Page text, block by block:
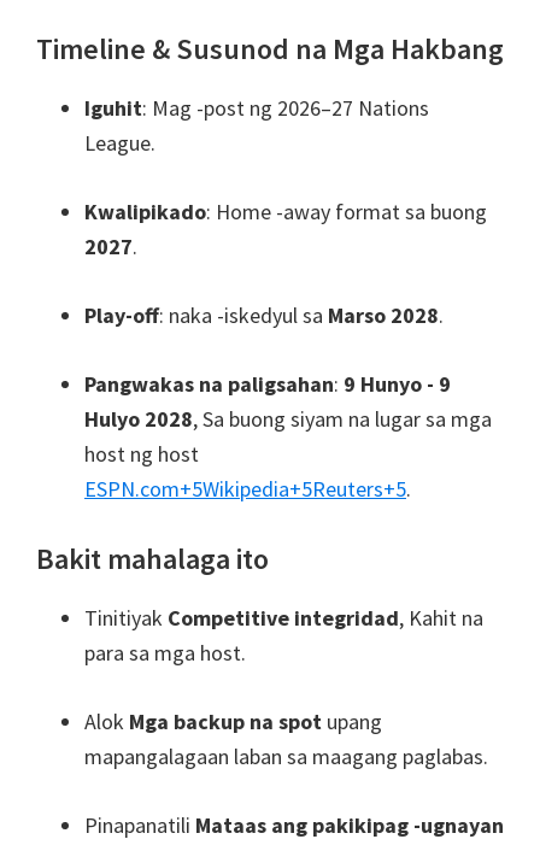
Timeline & Susunod na Mga Hakbang
Iguhit: Mag -post ng 2026–27 Nations
League.
Kwalipikado: Home -away format sa buong
2027.
Play-off: naka -iskedyul sa Marso 2028.
Pangwakas na paligsahan: 9 Hunyo - 9
Hulyo 2028, Sa buong siyam na lugar sa mga
host ng host
ESPN.com+5Wikipedia+5Reuters+5.
Bakit mahalaga ito
Tinitiyak Competitive integridad, Kahit na
para sa mga host.
Alok Mga backup na spot upang
mapangalagaan laban sa maagang paglabas.
Pinapanatili Mataas ang pakikipag -ugnayan